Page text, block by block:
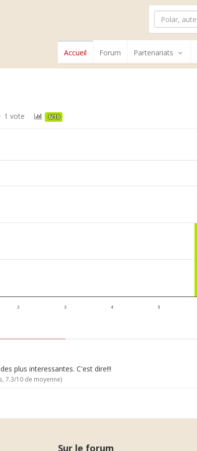
Accueil Forum Partenariats
1 vote 6/10
2 3 4 5
plus interessantes. C'est dire!!!
7.3/10 de moyenne)
Sur le forum